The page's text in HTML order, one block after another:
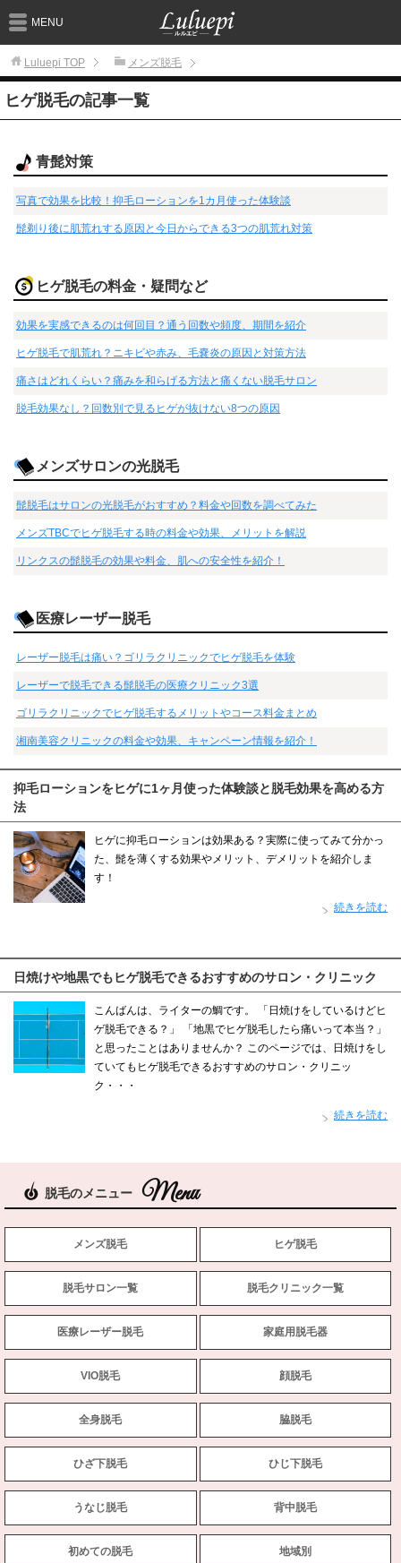
MENU
Luluepi TOP メンズ脱毛
ヒゲ脱毛の記事一覧
青髭対策
写真で効果を比較！抑毛ローションを1カ月使った体験談
髭剃り後に肌荒れする原因と今日からできる3つの肌荒れ対策
ヒゲ脱毛の料金・疑問など
効果を実感できるのは何回目？通う回数や頻度、期間を紹介
ヒゲ脱毛で肌荒れ？ニキビや赤み、毛嚢炎の原因と対策方法
痛さはどれくらい？痛みを和らげる方法と痛くない脱毛サロン
脱毛効果なし？回数別で見るヒゲが抜けない8つの原因
メンズサロンの光脱毛
髭脱毛はサロンの光脱毛がおすすめ？料金や回数を調べてみた
メンズTBCでヒゲ脱毛する時の料金や効果、メリットを解説
リンクスの髭脱毛の効果や料金、肌への安全性を紹介！
医療レーザー脱毛
レーザー脱毛は痛い？ゴリラクリニックでヒゲ脱毛を体験
レーザーで脱毛できる髭脱毛の医療クリニック3選
ゴリラクリニックでヒゲ脱毛するメリットやコース料金まとめ
湘南美容クリニックの料金や効果、キャンペーン情報を紹介！
抑毛ローションをヒゲに1ヶ月使った体験談と脱毛効果を高める方
法
ヒゲに抑毛ローションは効果ある？実際に使ってみて分かっ
た、髭を薄くする効果やメリット、デメリットを紹介しま
す！
続きを読む
日焼けや地黒でもヒゲ脱毛できるおすすめのサロン・クリニック
こんばんは、ライターの鯛です。 「日焼けをしているけどヒ
ゲ脱毛できる？」 「地黒でヒゲ脱毛したら痛いって本当？」
と思ったことはありませんか？ このページでは、日焼けをし
ていてもヒゲ脱毛できるおすすめのサロン・クリニッ
ク・・・
続きを読む
脱毛のメニュー
メンズ脱毛 ヒゲ脱毛
脱毛サロン一覧 脱毛クリニック一覧
医療レーザー脱毛 家庭用脱毛器
VIO脱毛 顔脱毛
全身脱毛 脇脱毛
ひざ下脱毛 ひじ下脱毛
うなじ脱毛 背中脱毛
初めての脱毛 地域別